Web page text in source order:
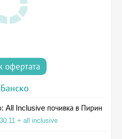
офертата
Банско
All Inclusive почивка в Пирин
+ all inclusive